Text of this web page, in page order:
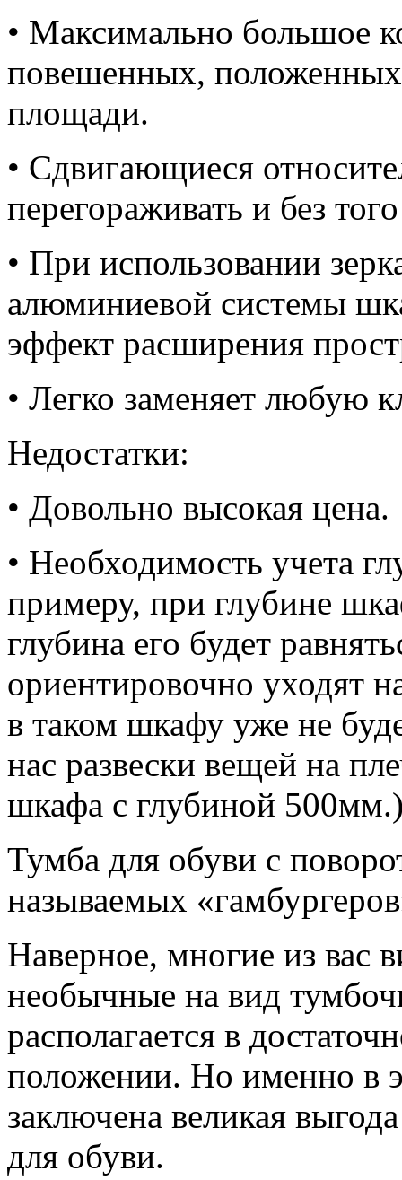
• Максимально большое
повешенных,
площади.
• Сдвигающиеся
перегораживать и без
• При использовании
алюминиевой системы
эффект расширения
• Легко заменяет любую
Недостатки:
• Довольно высокая цена.
• Необходимость учета
примеру, при глубине
глубина его будет
ориентировочно уходят
в таком шкафу уже не
нас развески вещей на
шкафа с глубиной
Тумба для обуви с
называемых
Наверное, многие из вас
необычные на вид
располагается в
положении. Но именно в
заключена великая
для обуви.